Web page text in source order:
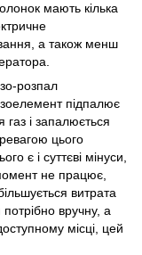
мають кілька
а також менш
розпал
підпалює
газ і запалюється
цього
є і суттєві мінуси,
не працює,
витрата
вручну, а
місці, цей